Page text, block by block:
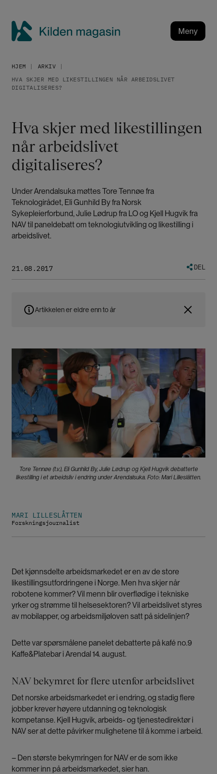
d
m
a
g
a
s
i
n
Meny
HJEM
ARKIV
HVA SKJER MED LIKESTILLINGEN NÅR ARBEIDSLIVET
DIGITALISERES?
Hva skjer med likestillingen
når arbeidslivet
digitaliseres?
Under Arendalsuka møttes Tore Tennøe fra
Teknologirådet, Eli Gunhild By fra Norsk
Sykepleierforbund, Julie Lødrup fra LO og Kjell Hugvik fra
NAV til paneldebatt om teknologiutvikling og likestilling i
arbeidslivet.
21.08.2017 DEL
Artikkelen er eldre enn to år
Tore Tennøe (t.v.), Eli Gunhild By, Julie Lødrup og Kjell Hugvik debatterte
likestilling i et arbeidsliv i endring under Arendalsuka. Foto: Mari Lilleslåtten.
MARI LILLESLÅTTEN
Forskningsjournalist
Det kjønnsdelte arbeidsmarkedet er en av de store
likestillingsutfordringene i Norge. Men hva skjer når
robotene kommer? Vil menn blir overflødige i tekniske
yrker og strømme til helsesektoren? Vil arbeidslivet styres
av mobilapper, og arbeidsmiljøloven satt på sidelinjen?
Dette var spørsmålene panelet debatterte på kafé no.9
Kaffe&Platebar i Arendal 14. august.
NAV bekymret for flere utenfor arbeidslivet
Det norske arbeidsmarkedet er i endring, og stadig flere
jobber krever høyere utdanning og teknologisk
kompetanse. Kjell Hugvik, arbeids- og tjenestedirektør i
NAV ser at dette påvirker mulighetene til å komme i arbeid.
– Den største bekymringen for NAV er de som ikke
kommer inn på arbeidsmarkedet, sier han.